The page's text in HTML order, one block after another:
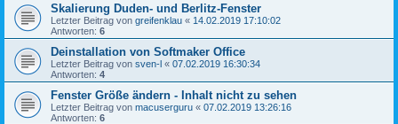
Skalierung Duden- und Berlitz-Fenster
Letzter Beitrag von greifenklau « 14.02.2019 17:10:02
Antworten: 6
Deinstallation von Softmaker Office
Letzter Beitrag von sven-l « 07.02.2019 16:30:34
Antworten: 4
Fenster Größe ändern - Inhalt nicht zu sehen
Letzter Beitrag von macuserguru « 07.02.2019 13:26:16
Antworten: 6